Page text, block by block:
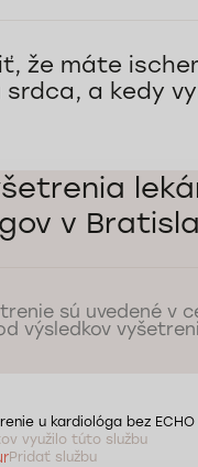
že máte
srdca, a kedy
v
sú uvedené v
výsledkov
u kardiológa bez ECHO
využilo túto službu
Pridať službu